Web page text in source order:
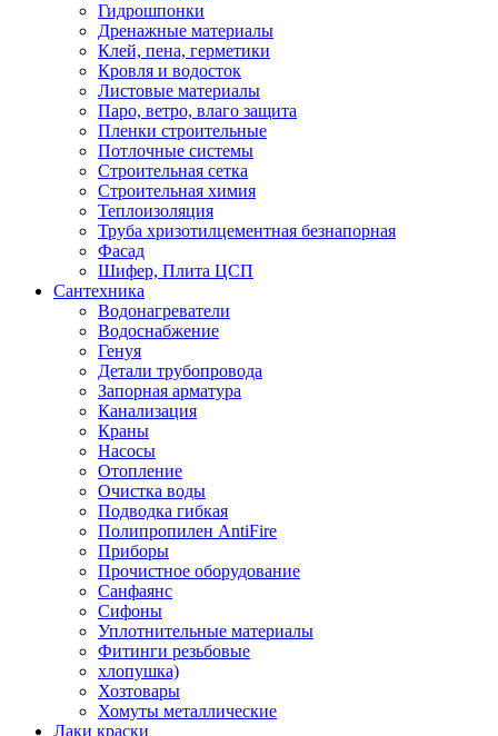
Гидрошпонки
Дренажные материалы
Клей, пена, герметики
Кровля и водосток
Листовые материалы
Паро, ветро, влаго защита
Пленки строительные
Потлочные системы
Строительная сетка
Строительная химия
Теплоизоляция
Труба хризотилцементная безнапорная
Фасад
Шифер, Плита ЦСП
Сантехника
Водонагреватели
Водоснабжение
Генуя
Детали трубопровода
Запорная арматура
Канализация
Краны
Насосы
Отопление
Очистка воды
Подводка гибкая
Полипропилен AntiFire
Приборы
Прочистное оборудование
Санфаянс
Сифоны
Уплотнительные материалы
Фитинги резьбовые
хлопушка)
Хозтовары
Хомуты металлические
Лаки краски